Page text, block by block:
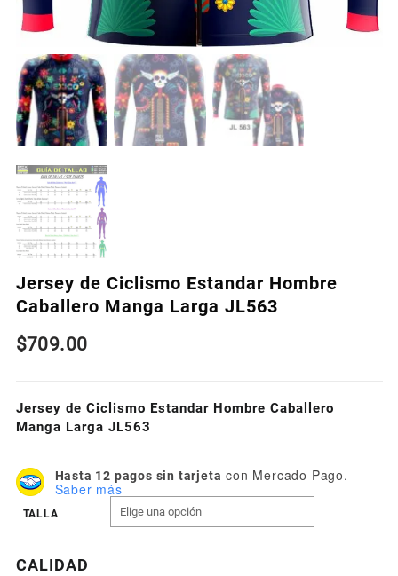
Jersey de Ciclismo Estandar Hombre
Caballero Manga Larga JL563
$709.00
Jersey de Ciclismo Estandar Hombre Caballero
Manga Larga JL563
Hasta 12 pagos sin tarjeta con Mercado Pago.
Saber más
TALLA
CALIDAD